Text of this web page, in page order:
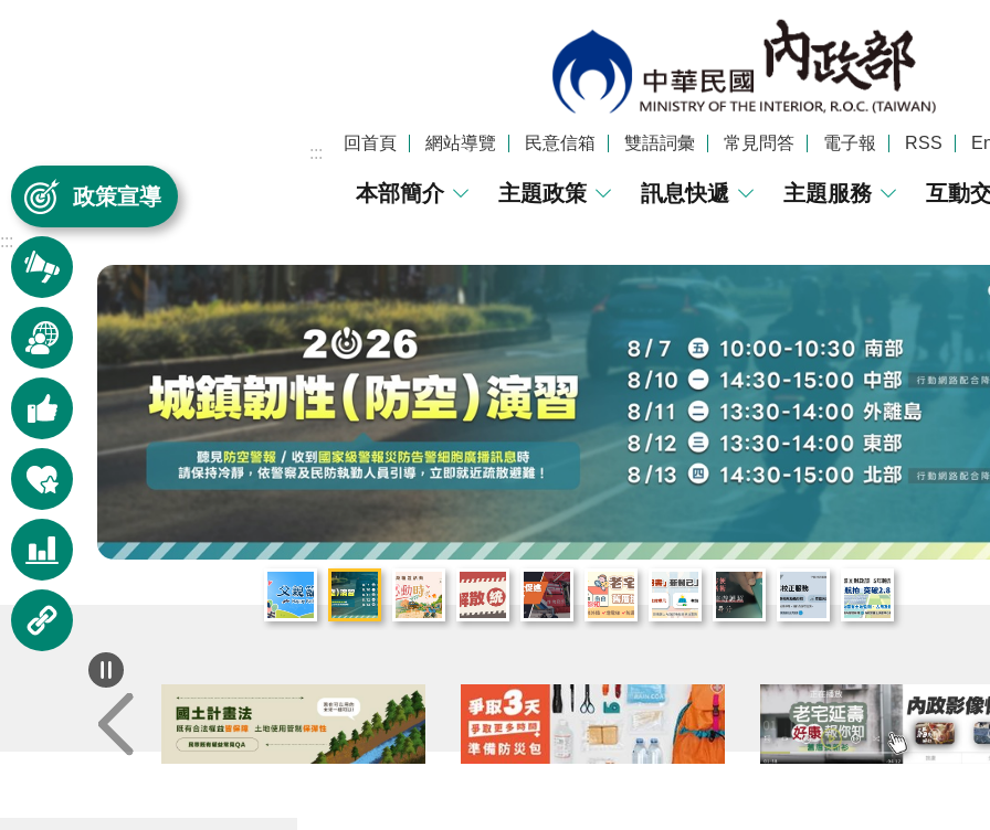
:::
回首頁 網站導覽 民意信箱 雙語詞彙 常見問答 電子報 RSS
本部簡介 主題政策 訊息快遞 主題服務 互動
政策宣導
訊息
快遞
本部
動態
好康
報報
快捷
服務
視覺
化統
相關
:::